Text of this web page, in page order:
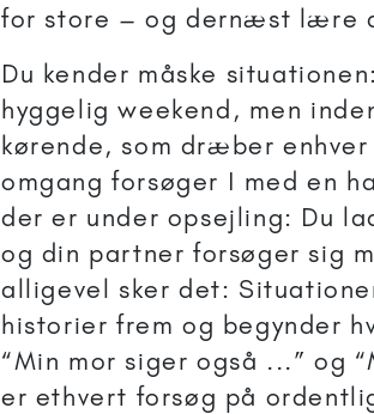
for store – og dernæst lære
Du kender måske
hyggelig weekend, men
kørende, som dræber
omgang forsøger I med en
der er under opsejling: Du
og din partner forsøger sig
alligevel sker det:
historier frem og begynder
“Min mor siger også ...” og
er ethvert forsøg på